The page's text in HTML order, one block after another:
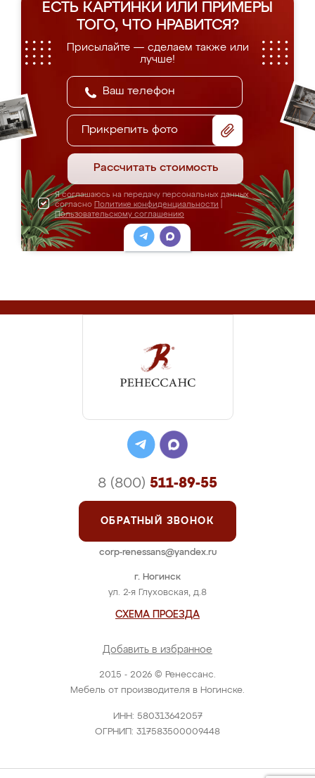
ЕСТЬ КАРТИНКИ ИЛИ ПРИМЕРЫ
ТОГО, ЧТО НРАВИТСЯ?
Присылайте — сделаем также или
лучше!
Прикрепить фото
Рассчитать стоимость
Я соглашаюсь на передачу персональных данных
согласно Политике конфиденциальности
Пользовательскому соглашению
2015 - 2026 © Ренессанс.
Мебель от производителя в Ногинске.
ИНН: 580313642057
ОГРНИП: 317583500009448
г. Ногинск
ул. 2-я Глуховская, д.8
СХЕМА ПРОЕЗДА
Добавить в избранное
8 (800) 511-89-55
ОБРАТНЫЙ ЗВОНОК
corp-renessans@yandex.ru